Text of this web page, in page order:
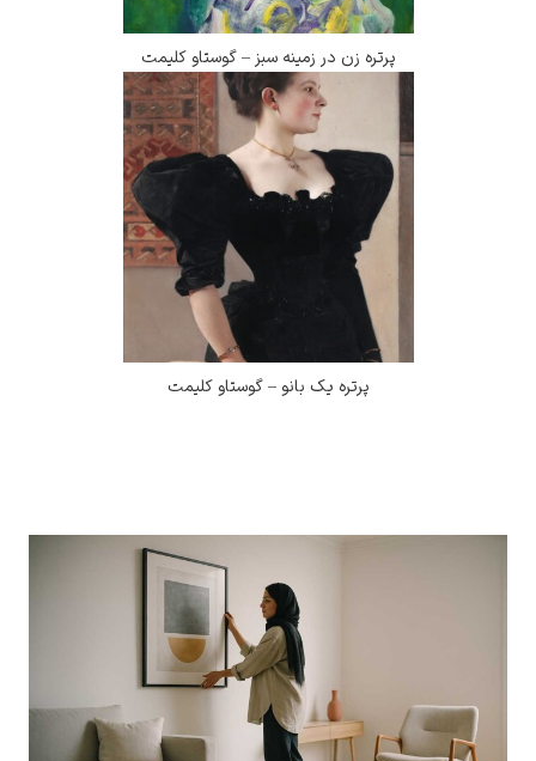
پرتره زن در زمینه سبز – گوستاو کلیمت
پرتره یک بانو – گوستاو کلیمت